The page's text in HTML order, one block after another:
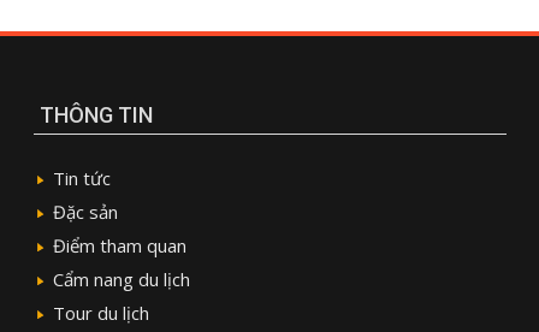
THÔNG TIN
Tin tức
Đặc sản
Điểm tham quan
Cẩm nang du lịch
Tour du lịch